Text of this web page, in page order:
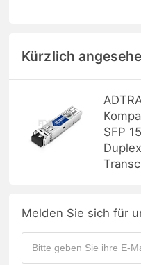
Kürzlich
SFP
Melden Sie sich für